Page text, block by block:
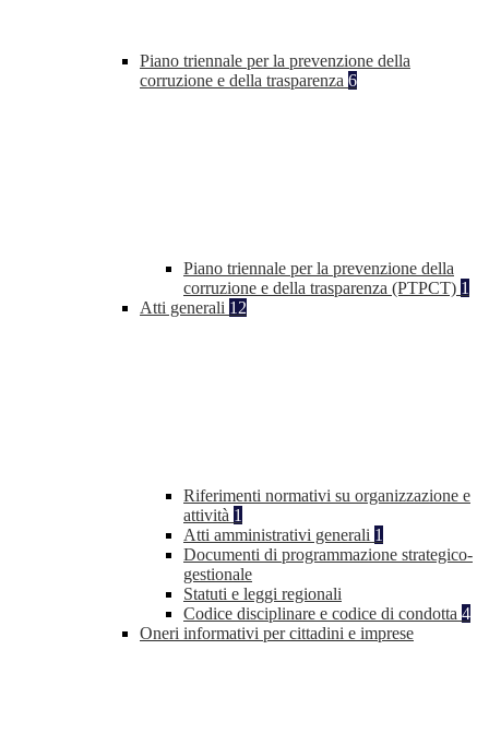
Piano triennale per la prevenzione della
corruzione e della trasparenza 6
Piano triennale per la prevenzione della
corruzione e della trasparenza (PTPCT) 1
Atti generali 12
Riferimenti normativi su organizzazione e
attività 1
Atti amministrativi generali 1
Documenti di programmazione strategico-
gestionale
Statuti e leggi regionali
Codice disciplinare e codice di condotta 4
Oneri informativi per cittadini e imprese